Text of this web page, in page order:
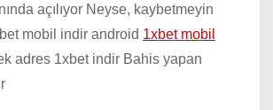
açılıyor Neyse, kaybetmeyin
mobil indir android 1xbet mobil
adres 1xbet indir Bahis yapan